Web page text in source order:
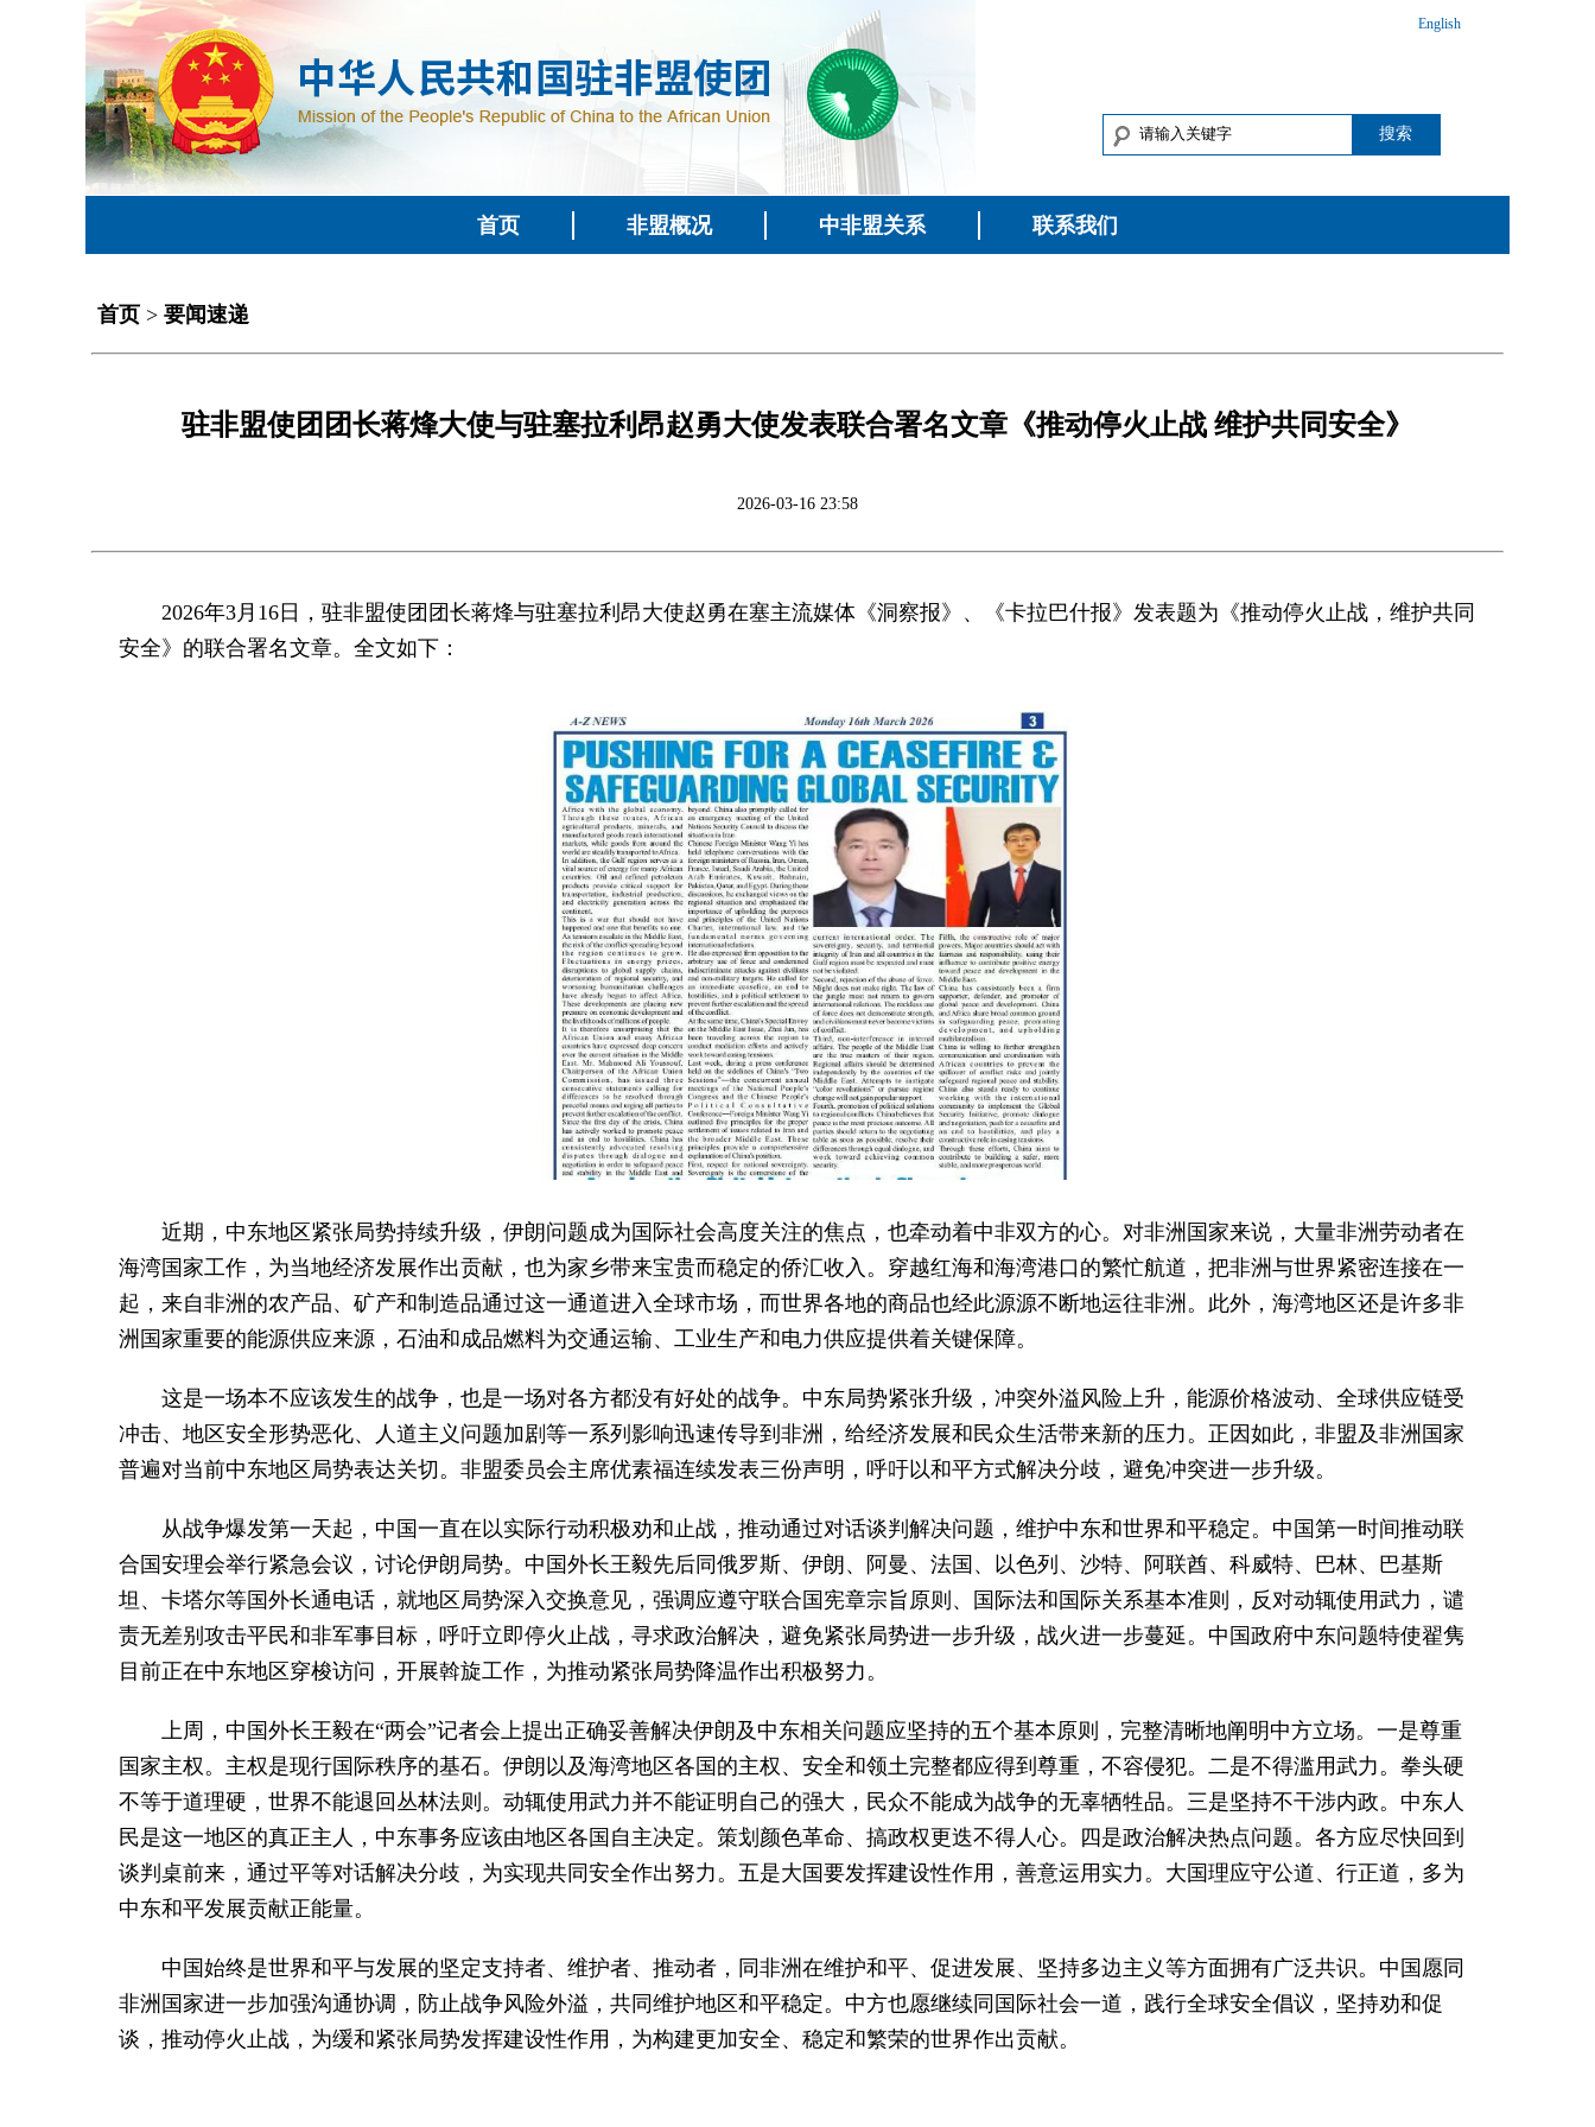
English
搜索
首页 非盟概况 中非盟关系 联系我们
首页 > 要闻速递
驻非盟使团团长蒋烽大使与驻塞拉利昂赵勇大使发表联合署名文章《推动停火止战 维护共同安全》
2026-03-16 23:58
2026年3月16日，驻非盟使团团长蒋烽与驻塞拉利昂大使赵勇在塞主流媒体《洞察报》、《卡拉巴什报》发表题为《推动停火止战，维护共同
安全》的联合署名文章。全文如下：
近期，中东地区紧张局势持续升级，伊朗问题成为国际社会高度关注的焦点，也牵动着中非双方的心。对非洲国家来说，大量非洲劳动者在
海湾国家工作，为当地经济发展作出贡献，也为家乡带来宝贵而稳定的侨汇收入。穿越红海和海湾港口的繁忙航道，把非洲与世界紧密连接在一
起，来自非洲的农产品、矿产和制造品通过这一通道进入全球市场，而世界各地的商品也经此源源不断地运往非洲。此外，海湾地区还是许多非
洲国家重要的能源供应来源，石油和成品燃料为交通运输、工业生产和电力供应提供着关键保障。
这是一场本不应该发生的战争，也是一场对各方都没有好处的战争。中东局势紧张升级，冲突外溢风险上升，能源价格波动、全球供应链受
冲击、地区安全形势恶化、人道主义问题加剧等一系列影响迅速传导到非洲，给经济发展和民众生活带来新的压力。正因如此，非盟及非洲国家
普遍对当前中东地区局势表达关切。非盟委员会主席优素福连续发表三份声明，呼吁以和平方式解决分歧，避免冲突进一步升级。
从战争爆发第一天起，中国一直在以实际行动积极劝和止战，推动通过对话谈判解决问题，维护中东和世界和平稳定。中国第一时间推动联
合国安理会举行紧急会议，讨论伊朗局势。中国外长王毅先后同俄罗斯、伊朗、阿曼、法国、以色列、沙特、阿联酋、科威特、巴林、巴基斯
坦、卡塔尔等国外长通电话，就地区局势深入交换意见，强调应遵守联合国宪章宗旨原则、国际法和国际关系基本准则，反对动辄使用武力，谴
责无差别攻击平民和非军事目标，呼吁立即停火止战，寻求政治解决，避免紧张局势进一步升级，战火进一步蔓延。中国政府中东问题特使翟隽
目前正在中东地区穿梭访问，开展斡旋工作，为推动紧张局势降温作出积极努力。
上周，中国外长王毅在“两会”记者会上提出正确妥善解决伊朗及中东相关问题应坚持的五个基本原则，完整清晰地阐明中方立场。一是尊重
国家主权。主权是现行国际秩序的基石。伊朗以及海湾地区各国的主权、安全和领土完整都应得到尊重，不容侵犯。二是不得滥用武力。拳头硬
不等于道理硬，世界不能退回丛林法则。动辄使用武力并不能证明自己的强大，民众不能成为战争的无辜牺牲品。三是坚持不干涉内政。中东人
民是这一地区的真正主人，中东事务应该由地区各国自主决定。策划颜色革命、搞政权更迭不得人心。四是政治解决热点问题。各方应尽快回到
谈判桌前来，通过平等对话解决分歧，为实现共同安全作出努力。五是大国要发挥建设性作用，善意运用实力。大国理应守公道、行正道，多为
中东和平发展贡献正能量。
中国始终是世界和平与发展的坚定支持者、维护者、推动者，同非洲在维护和平、促进发展、坚持多边主义等方面拥有广泛共识。中国愿同
非洲国家进一步加强沟通协调，防止战争风险外溢，共同维护地区和平稳定。中方也愿继续同国际社会一道，践行全球安全倡议，坚持劝和促
谈，推动停火止战，为缓和紧张局势发挥建设性作用，为构建更加安全、稳定和繁荣的世界作出贡献。